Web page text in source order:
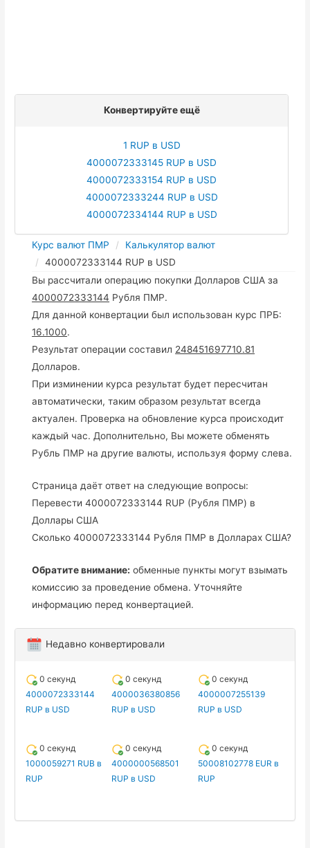
Конвертируйте ещё
1 RUP в USD
4000072333145 RUP в USD
4000072333154 RUP в USD
4000072333244 RUP в USD
4000072334144 RUP в USD
Курс валют ПМР
Калькулятор валют
4000072333144 RUP в USD
Вы рассчитали операцию покупки Долларов США за
4000072333144 Рубля ПМР.
Для данной конвертации был использован курс ПРБ:
16.1000.
Результат операции составил 248451697710.81
Долларов.
При изминении курса результат будет пересчитан
автоматически, таким образом результат всегда
актуален. Проверка на обновление курса происходит
каждый час. Дополнительно, Вы можете обменять
Рубль ПМР на другие валюты, используя форму слева.
Страница даёт ответ на следующие вопросы:
Перевести 4000072333144 RUP (Рубля ПМР) в
Доллары США
Сколько 4000072333144 Рубля ПМР в Долларах США?
Обратите внимание: обменные пункты могут взымать
комиссию за проведение обмена. Уточняйте
информацию перед конвертацией.
Недавно конвертировали
0 секунд
4000072333144
RUP в USD
0 секунд
4000036380856
RUP в USD
0 секунд
4000007255139
RUP в USD
0 секунд
1000059271 RUB в
RUP
0 секунд
4000000568501
RUP в USD
0 секунд
50008102778 EUR в
RUP